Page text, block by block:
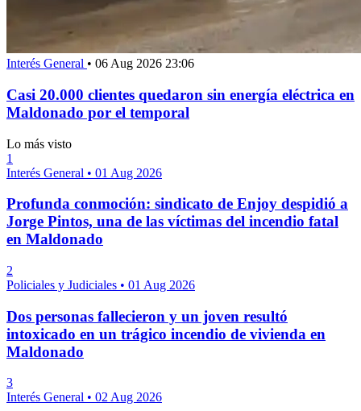
Interés General • 06 Aug 2026 23:06
Casi 20.000 clientes quedaron sin energía eléctrica en
Maldonado por el temporal
Lo más visto
1
Interés General • 01 Aug 2026
Profunda conmoción: sindicato de Enjoy despidió a
Jorge Pintos, una de las víctimas del incendio fatal
en Maldonado
2
Policiales y Judiciales • 01 Aug 2026
Dos personas fallecieron y un joven resultó
intoxicado en un trágico incendio de vivienda en
Maldonado
3
Interés General • 02 Aug 2026